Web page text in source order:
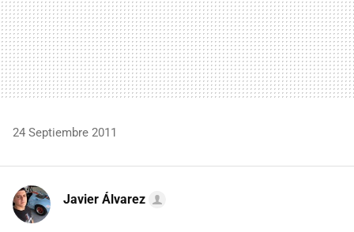
24 Septiembre 2011
Javier Álvarez